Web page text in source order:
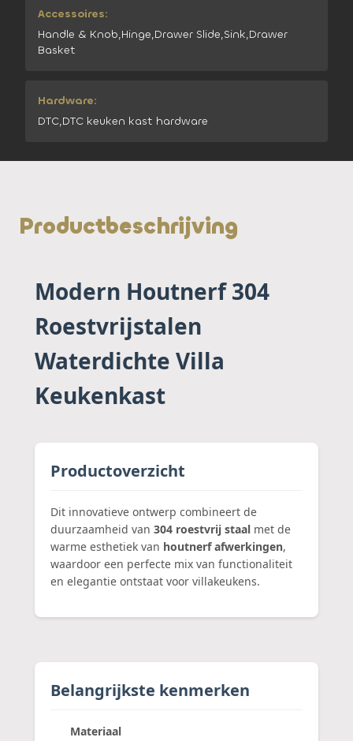
Accessoires:
Handle & Knob,Hinge,Drawer Slide,Sink,Drawer
Basket
Hardware:
DTC,DTC keuken kast hardware
Productbeschrijving
Modern Houtnerf 304
Roestvrijstalen
Waterdichte Villa
Keukenkast
Productoverzicht
Dit innovatieve ontwerp combineert de
duurzaamheid van 304 roestvrij staal met de
warme esthetiek van houtnerf afwerkingen,
waardoor een perfecte mix van functionaliteit
en elegantie ontstaat voor villakeukens.
Belangrijkste kenmerken
Materiaal